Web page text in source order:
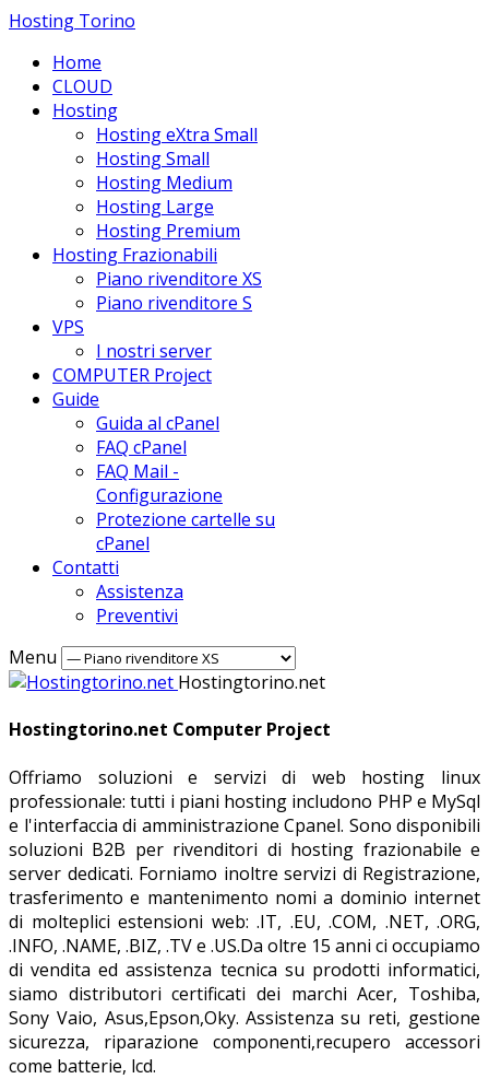
Hosting Torino
Home
CLOUD
Hosting
Hosting eXtra Small
Hosting Small
Hosting Medium
Hosting Large
Hosting Premium
Hosting Frazionabili
Piano rivenditore XS
Piano rivenditore S
VPS
I nostri server
COMPUTER Project
Guide
Guida al cPanel
FAQ cPanel
FAQ Mail -
Configurazione
Protezione cartelle su
cPanel
Contatti
Assistenza
Preventivi
Menu
Hostingtorino.net
Hostingtorino.net Computer Project
Offriamo soluzioni e servizi di web hosting linux
professionale: tutti i piani hosting includono PHP e MySql
e l'interfaccia di amministrazione Cpanel. Sono disponibili
soluzioni B2B per rivenditori di hosting frazionabile e
server dedicati. Forniamo inoltre servizi di Registrazione,
trasferimento e mantenimento nomi a dominio internet
di molteplici estensioni web: .IT, .EU, .COM, .NET, .ORG,
.INFO, .NAME, .BIZ, .TV e .US.Da oltre 15 anni ci occupiamo
di vendita ed assistenza tecnica su prodotti informatici,
siamo distributori certificati dei marchi Acer, Toshiba,
Sony Vaio, Asus,Epson,Oky. Assistenza su reti, gestione
sicurezza, riparazione componenti,recupero accessori
come batterie, lcd.